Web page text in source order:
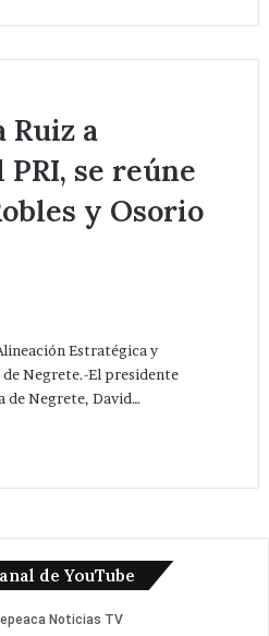
Ruiz a
se reúne
y Osorio
Estratégica y
de Negrete.-El presidente
de Negrete, David…
de YouTube